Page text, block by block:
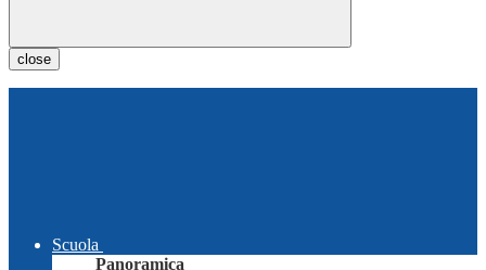
close
Scuola
Panoramica